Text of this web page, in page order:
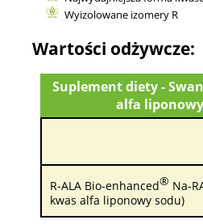
Wyizolowane izomery R
Wartości odżywcze:
Suplement diety -
alfa
R-ALA Bio-enhanced® Na-
kwas alfa liponowy sodu)